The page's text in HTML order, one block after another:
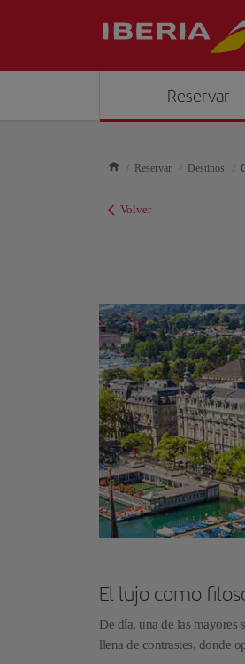
Reservar
Reservar Destinos
Volver
El lujo como
De día, una de las mayores
llena de contrastes, donde